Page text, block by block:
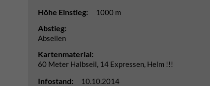
Höhe Einstieg: 1000 m
Abstieg:
Abseilen
Kartenmaterial:
60 Meter Halbseil, 14 Expressen, Helm !!!
Infostand: 10.10.2014